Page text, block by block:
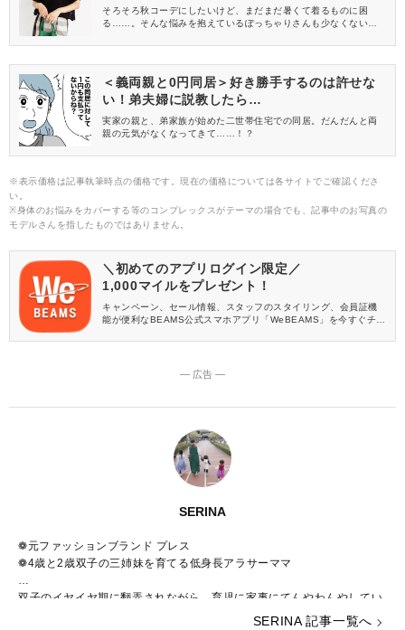
そろそろ秋コーデにしたいけど、まだまだ暑くて着るものに困
る……。そんな悩みを抱えているぽっちゃりさんも少なくないの
すめの「秋の半袖」アイテムをご紹介します。着痩せも叶うもの
＜義両親と0円同居＞好き勝手するのは許せな
い！弟夫婦に説教したら…
実家の親と、弟家族が始めた二世帯住宅での同居。だんだんと両
親の元気がなくなってきて……！？
※表示価格は記事執筆時点の価格です。現在の価格については各サイトでご確認くださ
い。
※身体のお悩みをカバーする等のコンプレックスがテーマの場合でも、記事中のお写真の
モデルさんを指したものではありません。
＼初めてのアプリログイン限定／
1,000マイルをプレゼント！
キャンペーン、セール情報、スタッフのスタイリング、会員証機
能が便利なBEAMS公式スマホアプリ「WeBEAMS」を今すぐチェ
― 広告 ―
SERINA
❁元ファッションブランド プレス
❁4歳と2歳双子の三姉妹を育てる低身長アラサーママ
双子のイヤイヤ期に翻弄されながら、育児に家事にてんやわんやしてい
SERINA 記事一覧へ